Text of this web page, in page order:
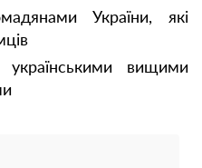
України, які
українськими вищими